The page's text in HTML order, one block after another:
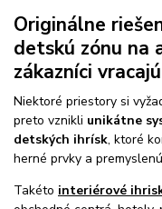
Originálne
detskú zónu na
zákazníci vracajú
Niektoré priestory si
preto vznikli unikátne
detských ihrísk, ktoré
herné prvky a
Takéto interiérové